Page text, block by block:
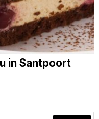
in Santpoort